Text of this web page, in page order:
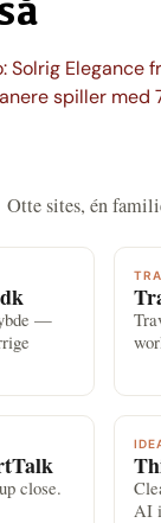
Solrig Elegance
spiller med
Otte sites, én
—
close.
AI